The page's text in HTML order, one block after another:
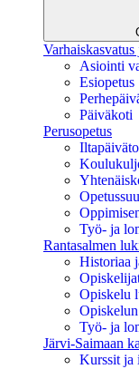
Varhaiskasvatus
Asiointi
Esiopetus
Päiväkoti
Perusopetus
Työ- ja
Rantasalmen
Historiaa
Opiskelu
Työ- ja
Järvi-Saimaan
Kurssit ja